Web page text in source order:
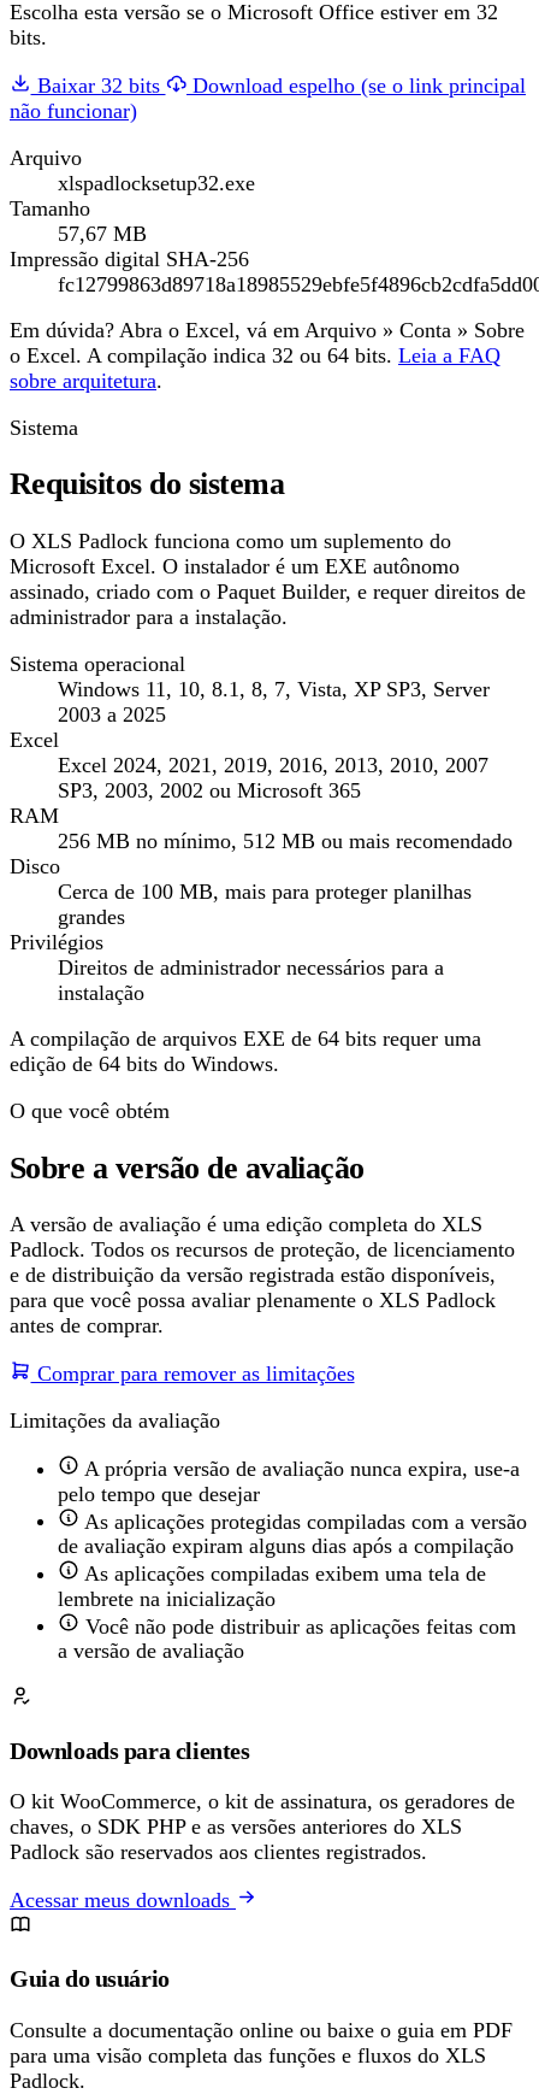
Escolha esta versão se o Microsoft Office estiver em 32
bits.
Baixar 32 bits
Download espelho (se o link principal
não funcionar)
Arquivo
xlspadlocksetup32.exe
Tamanho
57,67 MB
Impressão digital SHA-256
Em dúvida? Abra o Excel, vá em Arquivo » Conta » Sobre
o Excel. A compilação indica 32 ou 64 bits. Leia a FAQ
sobre arquitetura.
Sistema
Requisitos do sistema
O XLS Padlock funciona como um suplemento do
Microsoft Excel. O instalador é um EXE autônomo
assinado, criado com o Paquet Builder, e requer direitos de
administrador para a instalação.
Sistema operacional
Windows 11, 10, 8.1, 8, 7, Vista, XP SP3, Server
2003 a 2025
Excel
Excel 2024, 2021, 2019, 2016, 2013, 2010, 2007
SP3, 2003, 2002 ou Microsoft 365
RAM
256 MB no mínimo, 512 MB ou mais recomendado
Disco
Cerca de 100 MB, mais para proteger planilhas
grandes
Privilégios
Direitos de administrador necessários para a
instalação
A compilação de arquivos EXE de 64 bits requer uma
edição de 64 bits do Windows.
O que você obtém
Sobre a versão de avaliação
A versão de avaliação é uma edição completa do XLS
Padlock. Todos os recursos de proteção, de licenciamento
e de distribuição da versão registrada estão disponíveis,
para que você possa avaliar plenamente o XLS Padlock
antes de comprar.
Comprar para remover as limitações
Limitações da avaliação
A própria versão de avaliação nunca expira, use-a
pelo tempo que desejar
As aplicações protegidas compiladas com a versão
de avaliação expiram alguns dias após a compilação
As aplicações compiladas exibem uma tela de
lembrete na inicialização
Você não pode distribuir as aplicações feitas com
a versão de avaliação
Downloads para clientes
O kit WooCommerce, o kit de assinatura, os geradores de
chaves, o SDK PHP e as versões anteriores do XLS
Padlock são reservados aos clientes registrados.
Acessar meus downloads
Guia do usuário
Consulte a documentação online ou baixe o guia em PDF
para uma visão completa das funções e fluxos do XLS
Padlock.